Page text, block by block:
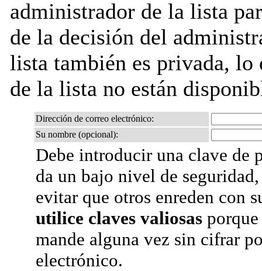
administrador de la lista
de la decisión del
lista también es privada,
de la lista no están
Dirección de correo electrónico:
Su nombre (opcional):
Debe introducir una clave de
da un bajo nivel de
evitar que otros enreden con
utilice claves valiosas
mande alguna vez sin cifrar
electrónico.